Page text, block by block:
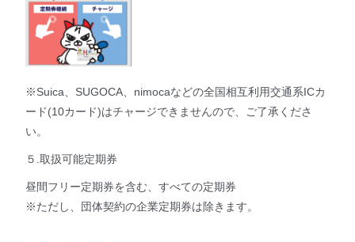
※Suica、SUGOCA、nimocaなどの全国相互利用交通系ICカ
ード(10カード)はチャージできませんので、ご了承くださ
い。
５.取扱可能定期券
昼間フリー定期券を含む、すべての定期券
※ただし、団体契約の企業定期券は除きます。